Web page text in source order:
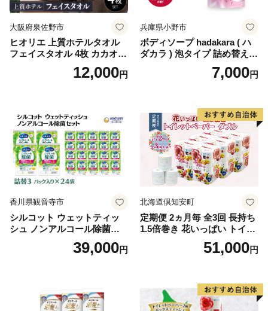
大阪府泉佐野市
ヒオリエ 上質ホテルタオル
フェイスタオル 4枚 カカオ
【タオル 泉州タオル 吸水 普
段使い 無地 シンプル 日用品
12,000円
兵庫県小野市
ボディソープ hadakara ( ハ
ダカラ ) 泡タイプ 詰め替え 4
40ml×4袋 ボディーソープ 泡
ボディソープ 泡 日用品 消耗
泡石鹸 石鹸 兵庫 兵庫県 小野
7,000円
香川県観音寺市
シルコット ウェットティッ
シュ ノンアルコール除菌詰
替（43枚×3P）×24袋 日用品
おもちゃ 拭き取り 手拭き 外
39,000円
北海道倶知安町
定期便 2ヵ月毎 全3回 長持ち
1.5倍巻き 花いっぱい トイレ
ットペーパー ダブル 45ｍ 計
72ロール 全18種 花柄 プリン
ー 消耗品 備蓄 送料無料 北海
道 倶知安町 日用品
51,000円